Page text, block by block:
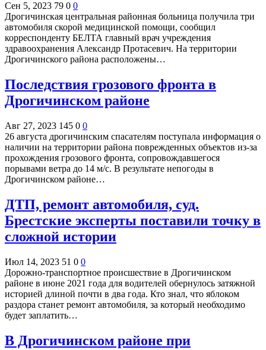
Сен 5, 2023 79 0 0
Дрогичинская центральная районная больница получила три
автомобиля скорой медицинской помощи, сообщил
корреспонденту БЕЛТА главный врач учреждения
здравоохранения Александр Протасевич. На территории
Дрогичинского района расположены…
Последствия грозового фронта в
Дрогичинском районе
Авг 27, 2023 145 0 0
26 августа дрогичинским спасателям поступала информация о
наличии на территории района поврежденных объектов из-за
прохождения грозового фронта, сопровождавшегося
порывами ветра до 14 м/с. В результате непогоды в
Дрогичинском районе…
ДТП, ремонт автомобиля, суд.
Брестские эксперты поставили точку в
сложной истории
Июл 14, 2023 51 0 0
Дорожно-транспортное происшествие в Дрогичинском
районе в июне 2021 года для водителей обернулось затяжной
историей длиной почти в два года. Кто знал, что яблоком
раздора станет ремонт автомобиля, за который необходимо
будет заплатить…
В Дрогичинском районе при